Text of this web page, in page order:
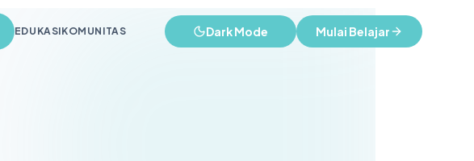
EDUKASIKOMUNITAS Dark Mode Mulai Belajar